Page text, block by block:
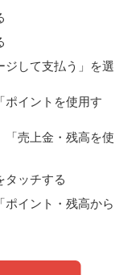
ジして支払う」を選
イントを使用す
売上金・残高を使
タッチする
ポイント・残高から